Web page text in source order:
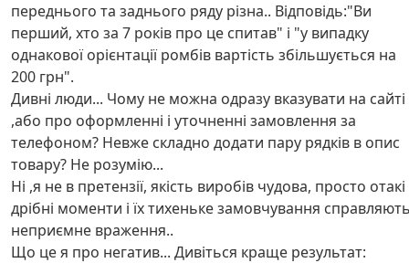
переднього та заднього ряду різна.. Відповідь:"Ви
перший, хто за 7 років про це спитав" і "у випадку
однакової орієнтації ромбів вартість збільшується на
200 грн".
Дивні люди... Чому не можна одразу вказувати на сайті
,або про оформленні і уточненні замовлення за
телефоном? Невже складно додати пару рядків в опис
товару? Не розумію...
Ні ,я не в претензії, якість виробів чудова, просто отакі
дрібні моменти і їх тихеньке замовчування
неприємне враження..
Що це я про негатив... Дивіться краще результат: